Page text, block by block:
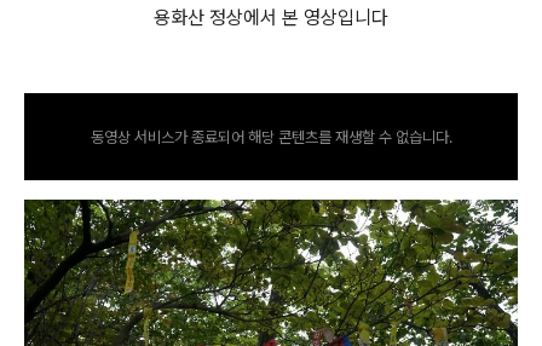
용화산 정상에서 본 영상입니다
동영상 서비스가 종료되어 해당 콘텐츠를 재생할 수 없습니다.